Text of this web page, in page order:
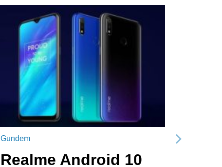
Gundem
Realme Android 10
Sonraki